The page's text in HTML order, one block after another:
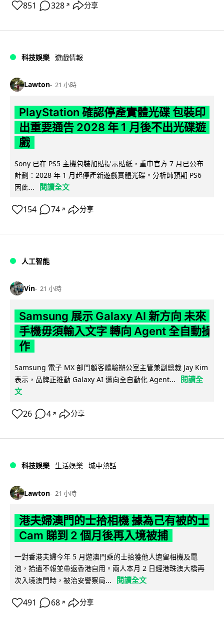
851 328 ↗ 分享
科技娛樂 遊戲情報
Lawton 21 小時
PlayStation 確認停產實體光碟 包裝印
出重要通告 2028 年 1 月後不出光碟遊
戲
Sony 已在 PS5 主機包裝加貼提示貼紙，重申官方 7 月已公布
計劃：2028 年 1 月起停產新遊戲實體光碟。分析師預期 PS6
因此...
閱讀全文
154 74 ↗ 分享
人工智能
Vin 21 小時
Samsung 展示 Galaxy AI 新方向 未來
手機毋須輸入文字 轉向 Agent 全自動操
作
Samsung 電子 MX 部門顧客體驗辦公室主管兼副總裁 Jay Kim
表示，品牌正推動 Galaxy AI 邁向全自動化 Agent...
閱讀全
文
26 4 ↗ 分享
科技娛樂 生活娛樂 城中熱話
Lawton 21 小時
港夫婦澳門的士拾相機 據為己有被的士
Cam 睇到 2 個月後再入境被捕
一對香港夫婦今年 5 月遊澳門乘的士拾獲他人遺留相機及電
池，拾遺不報並帶返香港自用。兩人本月 2 日經港珠澳大橋再
次入境澳門時，被治安警察局...
閱讀全文
491 68 ↗ 分享